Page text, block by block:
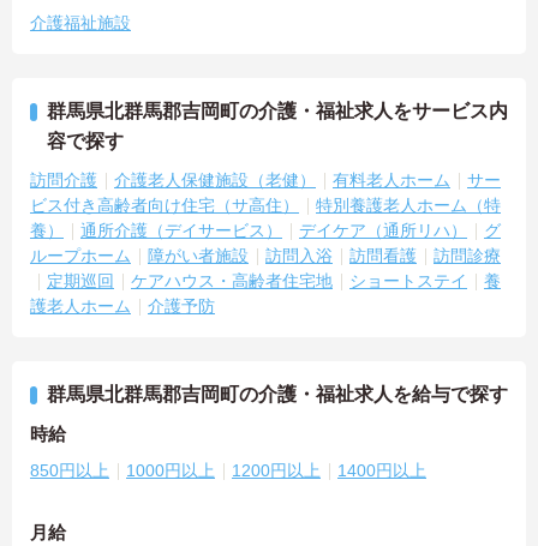
介護福祉施設
群馬県北群馬郡吉岡町の介護・福祉求人をサービス内
容で探す
訪問介護 介護老人保健施設（老健） 有料老人ホーム
サー
ビス付き高齢者向け住宅（サ高住）
特別養護老人ホーム（特
養）
通所介護（デイサービス） デイケア（通所リハ）
グ
ループホーム
障がい者施設 訪問入浴 訪問看護
訪問診療
定期巡回
ケアハウス・高齢者住宅地 ショートステイ
養
護老人ホーム
介護予防
群馬県北群馬郡吉岡町の介護・福祉求人を給与で探す
時給
850円以上 1000円以上 1200円以上 1400円以上
月給